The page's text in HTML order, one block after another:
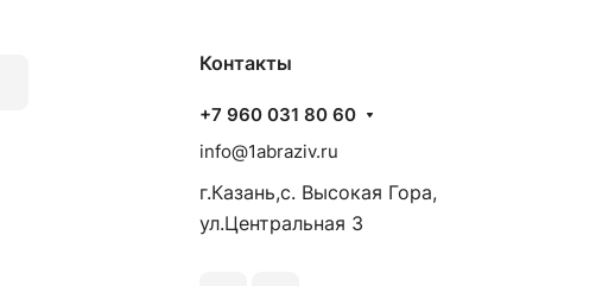
Контакты
+7 960 031 80 60
info@1abraziv.ru
г.Казань,с. Высокая Гора,
ул.Центральная 3